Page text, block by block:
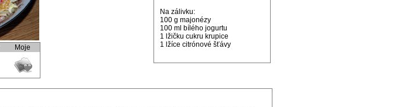
Moje
Na zálivku:
100 g majonézy
100 ml bílého jogurtu
1 lžičku cukru krupice
1 lžíce citrónové šťávy